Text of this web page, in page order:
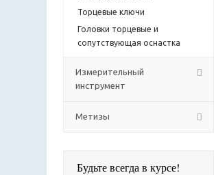
Торцевые ключи
Головки торцевые и
сопутствующая оснастка
Измерительный
инструмент
Метизы
Будьте всегда в курсе!